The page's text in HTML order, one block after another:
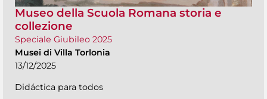
Museo della Scuola Romana storia e
collezione
Speciale Giubileo 2025
Musei di Villa Torlonia
13/12/2025
Didáctica para todos